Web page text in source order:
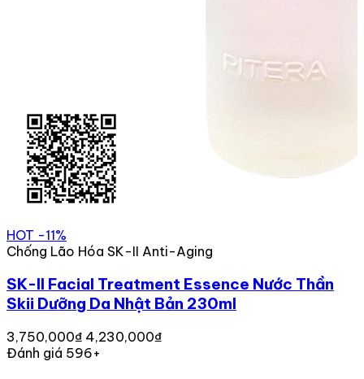
HOT -11%
Chống Lão Hóa SK-II Anti-Aging
SK-II Facial Treatment Essence Nước Thần
Skii Dưỡng Da Nhật Bản 230ml
3,750,000₫ 4,230,000₫
Đánh giá 596+